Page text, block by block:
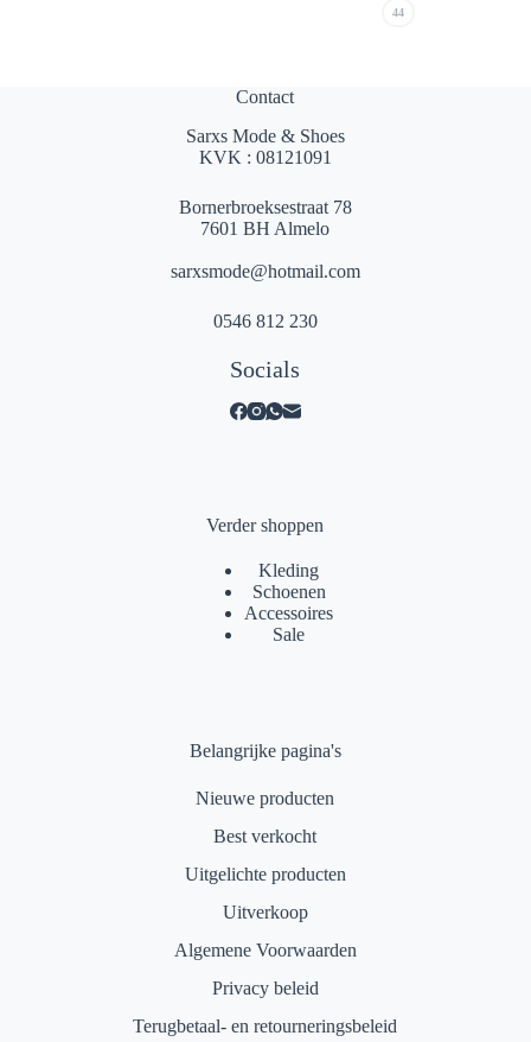
44
Contact
Sarxs Mode & Shoes
KVK : 08121091
Bornerbroeksestraat 78
7601 BH Almelo
sarxsmode@hotmail.com
0546 812 230
Socials
Verder shoppen
Kleding
Schoenen
Accessoires
Sale
Belangrijke pagina's
Nieuwe producten
Best verkocht
Uitgelichte producten
Uitverkoop
Algemene Voorwaarden
Privacy beleid
Terugbetaal- en retourneringsbeleid